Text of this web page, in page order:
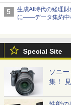
ISP」の連携サービ
生成AI時代の経理財
に――データ集約中
Special Site
ソニ
集！